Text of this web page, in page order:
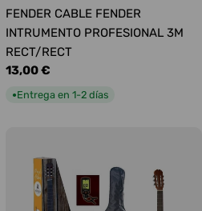
FENDER CABLE FENDER
INTRUMENTO PROFESIONAL 3M
RECT/RECT
Precio
13,00 €
●Entrega en 1-2 días